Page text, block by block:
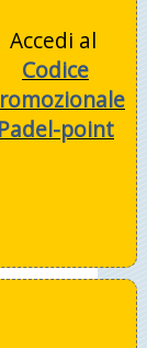
Accedi al
Codice
Padel-point